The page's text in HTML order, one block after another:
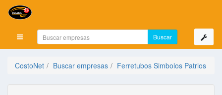
Mostrar menú
CostoNet Buscar empresas Ferretubos Simbolos Patrios